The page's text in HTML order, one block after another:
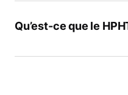
Qu’est-ce que le